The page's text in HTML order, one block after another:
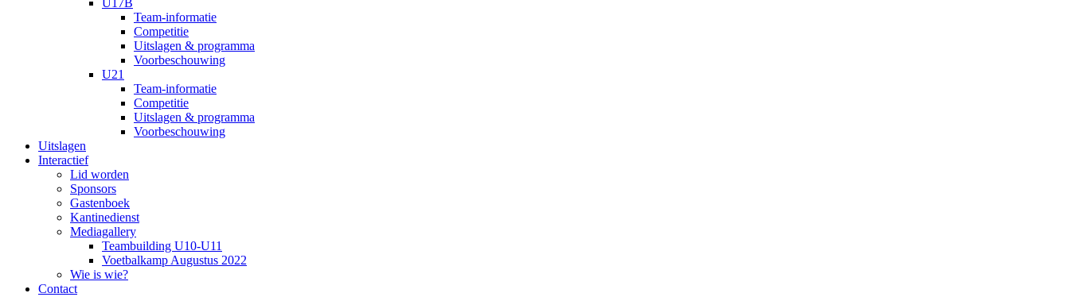
U17B
Team-informatie
Competitie
Uitslagen & programma
Voorbeschouwing
U21
Team-informatie
Competitie
Uitslagen & programma
Voorbeschouwing
Uitslagen
Interactief
Lid worden
Sponsors
Gastenboek
Kantinedienst
Mediagallery
Teambuilding U10-U11
Voetbalkamp Augustus 2022
Wie is wie?
Contact